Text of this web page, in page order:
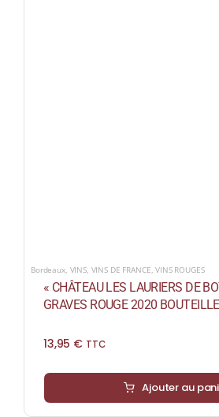
Bordeaux, VINS, VINS DE FRANCE,VINS ROUGES
« CHÂTEAU LES LAURIERS DE
GRAVES ROUGE 2020
13,95 € TTC
Ajouter au